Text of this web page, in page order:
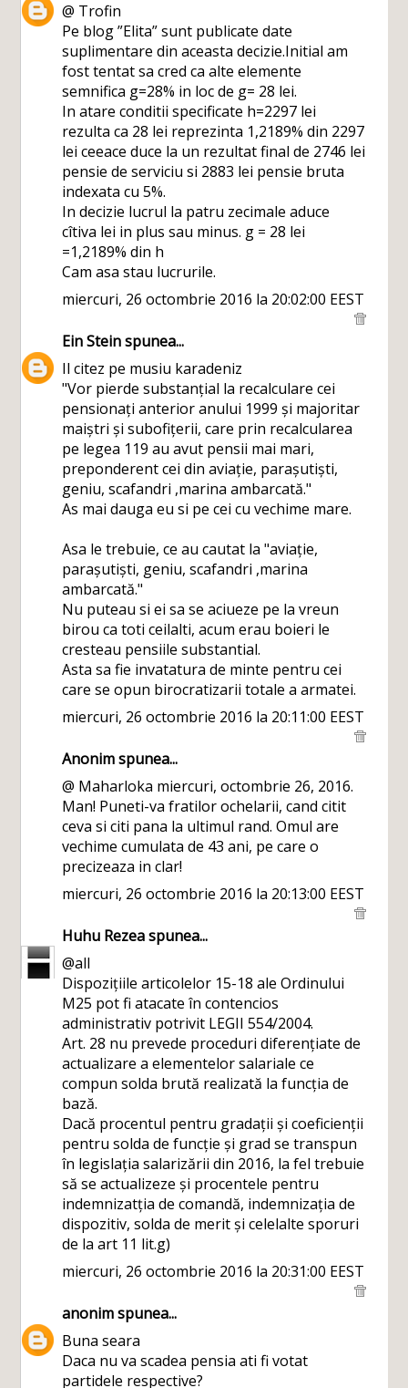
@ Trofin
Pe blog ”Elita” sunt publicate date
suplimentare din aceasta decizie.Initial am
fost tentat sa cred ca alte elemente
semnifica g=28% in loc de g= 28 lei.
In atare conditii specificate h=2297 lei
rezulta ca 28 lei reprezinta 1,2189% din 2297
lei ceeace duce la un rezultat final de 2746 lei
pensie de serviciu si 2883 lei pensie bruta
indexata cu 5%.
In decizie lucrul la patru zecimale aduce
cîtiva lei in plus sau minus. g = 28 lei
=1,2189% din h
Cam asa stau lucrurile.
miercuri, 26 octombrie 2016 la 20:02:00 EEST
Ein Steinspunea...
Il citez pe musiu karadeniz
"Vor pierde substanțial la recalculare cei
pensionați anterior anului 1999 și majoritar
maiștri și subofițerii, care prin recalcularea
pe legea 119 au avut pensii mai mari,
preponderent cei din aviație, parașutiști,
geniu, scafandri ,marina ambarcată."
As mai dauga eu si pe cei cu vechime mare.
Asa le trebuie, ce au cautat la "aviație,
parașutiști, geniu, scafandri ,marina
ambarcată."
Nu puteau si ei sa se aciueze pe la vreun
birou ca toti ceilalti, acum erau boieri le
cresteau pensiile substantial.
Asta sa fie invatatura de minte pentru cei
care se opun birocratizarii totale a armatei.
miercuri, 26 octombrie 2016 la 20:11:00 EEST
Anonim spunea...
@ Maharloka miercuri, octombrie 26, 2016.
Man! Puneti-va fratilor ochelarii, cand citit
ceva si citi pana la ultimul rand. Omul are
vechime cumulata de 43 ani, pe care o
precizeaza in clar!
miercuri, 26 octombrie 2016 la 20:13:00 EEST
Huhu Rezeaspunea...
@all
Dispozițiile articolelor 15-18 ale Ordinului
M25 pot fi atacate în contencios
administrativ potrivit LEGII 554/2004.
Art. 28 nu prevede proceduri diferențiate de
actualizare a elementelor salariale ce
compun solda brută realizată la funcția de
bază.
Dacă procentul pentru gradații și coeficienții
pentru solda de funcție și grad se transpun
în legislația salarizării din 2016, la fel trebuie
să se actualizeze și procentele pentru
indemnizatția de comandă, indemnizația de
dispozitiv, solda de merit și celelalte sporuri
de la art 11 lit.g)
miercuri, 26 octombrie 2016 la 20:31:00 EEST
anonimspunea...
Buna seara
Daca nu va scadea pensia ati fi votat
partidele respective?